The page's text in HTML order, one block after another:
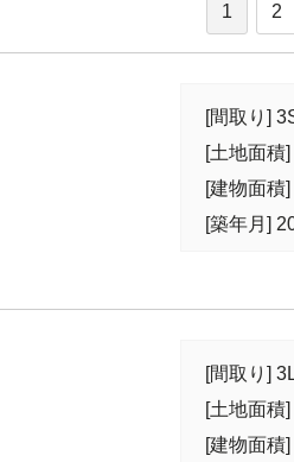
1 2
[間取り]
[土地面積
[建物面積
[築年月]
[間取り]
[土地面積
[建物面積